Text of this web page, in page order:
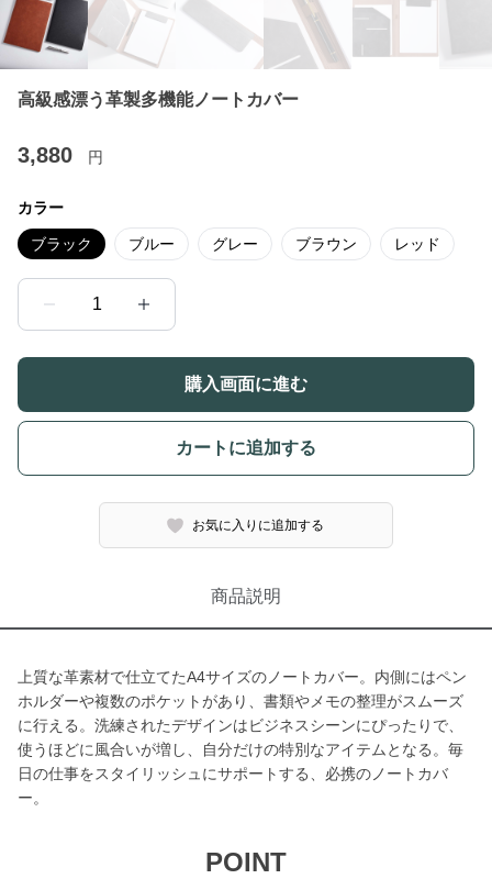
高級感漂う革製多機能ノートカバー
3,880 円
カラー
ブラック ブルー グレー ブラウン レッド
1
購入画面に進む
カートに追加する
お気に入りに追加する
商品説明
上質な革素材で仕立てたA4サイズのノートカバー。内側にはペン
ホルダーや複数のポケットがあり、書類やメモの整理がスムーズ
に行える。洗練されたデザインはビジネスシーンにぴったりで、
使うほどに風合いが増し、自分だけの特別なアイテムとなる。毎
日の仕事をスタイリッシュにサポートする、必携のノートカバ
ー。
POINT